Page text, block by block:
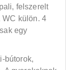
felszerelt
WC külön. 4
egy
bútorok,